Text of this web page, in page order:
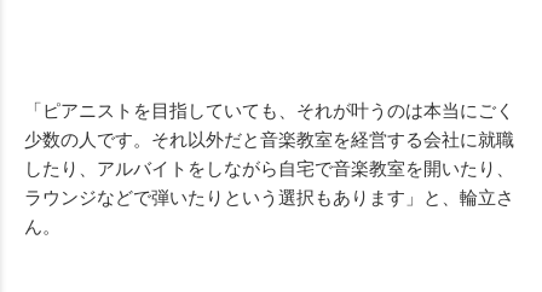
「ピアニストを目指していても、それが叶うのは本当にごく
少数の人です。それ以外だと音楽教室を経営する会社に就職
したり、アルバイトをしながら自宅で音楽教室を開いたり、
ラウンジなどで弾いたりという選択もあります」と、輪立さ
ん。